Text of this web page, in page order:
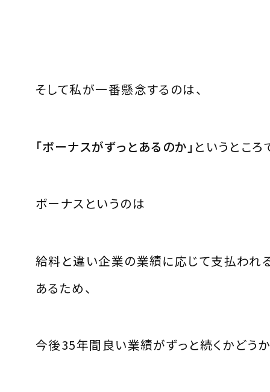
そして私が一番懸念するのは、
「ボーナスがずっとあるのか」 というところ
ボーナスというのは
給料と違い企業の業績に応じて支払われ
あるため、
今後35年間良い業績がずっと続くかどう